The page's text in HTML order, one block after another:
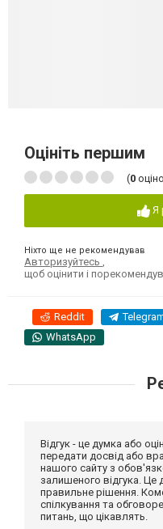
Оцініть першим
(0
Я
Ніхто ще не рекомендував
Авторизуйтесь
щоб оцінити і
Reddit
WhatsApp
Відгук - це думка або
передати досвід або
нашого сайту з
залишеного відгука.
правильне рішення.
спілкування та
питань, що цікавлять.